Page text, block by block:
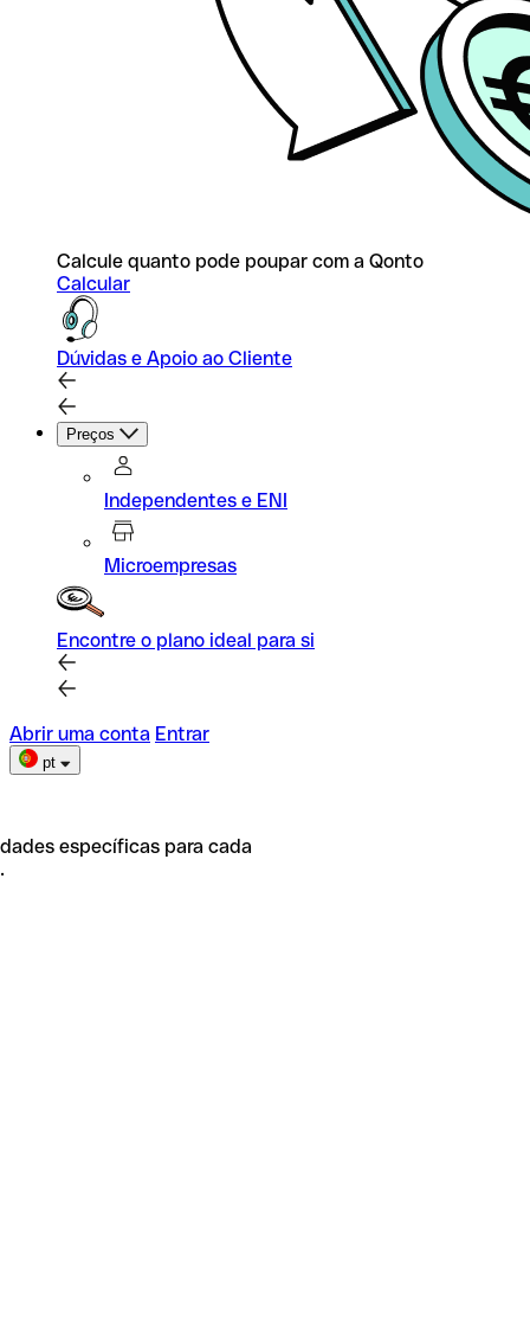
Calcule quanto pode poupar com a Qonto
Calcular
Dúvidas e Apoio ao Cliente
Preços
Independentes e ENI
Microempresas
Encontre o plano ideal para si
Abrir uma conta Entrar
pt
específicas para cada